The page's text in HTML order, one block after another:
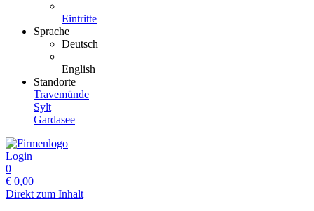
Eintritte
Sprache
Deutsch
English
Standorte
Travemünde
Sylt
Gardasee
Login
0
€ 0,00
Direkt zum Inhalt